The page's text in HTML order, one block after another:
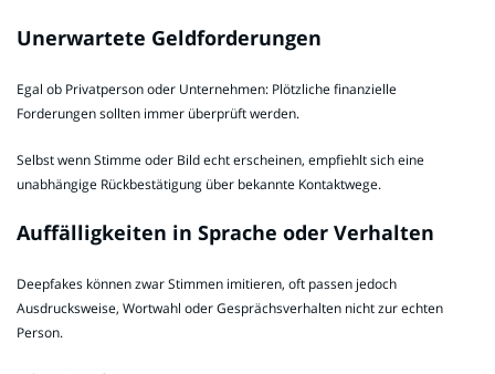
Unerwartete Geldforderungen
Egal ob Privatperson oder Unternehmen: Plötzliche finanzielle
Forderungen sollten immer überprüft werden.
Selbst wenn Stimme oder Bild echt erscheinen, empfiehlt sich eine
unabhängige Rückbestätigung über bekannte Kontaktwege.
Auffälligkeiten in Sprache oder Verhalten
Deepfakes können zwar Stimmen imitieren, oft passen jedoch
Ausdrucksweise, Wortwahl oder Gesprächsverhalten nicht zur echten
Person.